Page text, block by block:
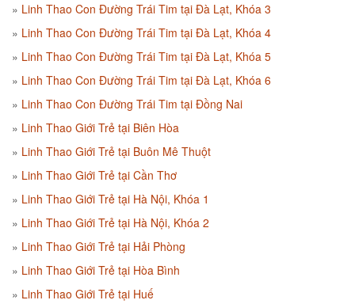
Linh Thao Con Đường Trái Tim tại Đà Lạt, Khóa 3
Linh Thao Con Đường Trái Tim tại Đà Lạt, Khóa 4
Linh Thao Con Đường Trái Tim tại Đà Lạt, Khóa 5
Linh Thao Con Đường Trái Tim tại Đà Lạt, Khóa 6
Linh Thao Con Đường Trái Tim tại Đồng Nai
Linh Thao Giới Trẻ tại Biên Hòa
Linh Thao Giới Trẻ tại Buôn Mê Thuột
Linh Thao Giới Trẻ tại Cần Thơ
Linh Thao Giới Trẻ tại Hà Nội, Khóa 1
Linh Thao Giới Trẻ tại Hà Nội, Khóa 2
Linh Thao Giới Trẻ tại Hải Phòng
Linh Thao Giới Trẻ tại Hòa Bình
Linh Thao Giới Trẻ tại Huế